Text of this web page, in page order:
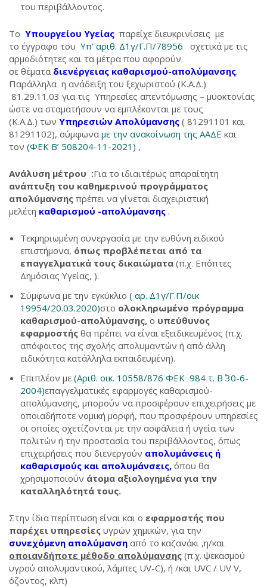
του περιβάλλοντος.
Το Υπουργείου Υγείας παρείχε διευκρινίσεις με
το έγγραφο του Υπ’ αριθ. Δ1γ/Γ.Π/78956
σχετικά με τις
αρμοδιότητες και τα μέτρα που αφορούν
σε θέματα διενέργειας καθαρισμού-απολύμανσης.
Παράλληλα η ανάδειξη του ξεχωριστού (Κ.Α.Δ.)
81.29.11.03 για τις Υπηρεσίες απεντόμωσης – μυοκτονίας
ώστε να σταματήσουν να εμπλέκονται με τους
(Κ.Α.Δ.) των Υπηρεσιών Απολύμανσης ( 81291101 και
81291102), σύμφωνα με την ανακοίνωση της ΑΑΔΕ και
τον (ΦΕΚ Β’ 508204-11-2021) ,
Ανάλυση μέτρου :Για το ιδιαιτέρως απαραίτητη
ανάπτυξη του καθημερινού προγράμματος
απολύμανσης πρέπει να γίνεται διαχειριστική
μελέτη καθαρισμού -απολύμανσης .
Τεκμηριωμένη συνεργασία με την ευθύνη ειδικού
επιστήμονα, όπως προβλέπεται από τα
επαγγελματικά τους δικαιώματα (π.χ. Επόπτες
Δημόσιας Υγείας, ).
Σύμφωνα με την εγκύκλιο ( αρ. Δ1γ/Γ.Π/οικ
19954/20.03.2020)στο ολοκληρωμένο πρόγραμμα
καθαρισμού-απολύμανσης, ο υπεύθυνος
εφαρμοστής θα πρέπει να είναι εξειδικευμένος (π.χ.
απόφοιτος της σχολής απολυμαντών ή από άλλη
ειδικότητα κατάλληλα εκπαιδευμένη).
Επιπλέον με (Αριθ. οικ. 10558/876 ΦΕΚ 984 τ. Β΄ 30-6-
2004)επαγγελματικές εφαρμογές καθαρισμού-
απολύμανσης, μπορούν να προσφέρουν επιχειρήσεις με
οποιαδήποτε νομική μορφή, που προσφέρουν υπηρεσίες
οι οποίες σχετίζονται με την ασφάλεια ή υγεία των
πολιτών ή την προστασία του περιβάλλοντος, όπως
επιχειρήσεις που διενεργούν απολυμάνσεις ή
καθαρισμούς και απολυμάνσεις, όπου θα
χρησιμοποιούν άτομα αξιολογημένα για την
καταλληλότητά τους.
Στην ίδια περίπτωση είναι και ο εφαρμοστής που
παρέχει υπηρεσίες υγρών χημικών, για την
συνεχόμενη απολύμανση από το καζανάκι ,η/και
οποιανδήποτε μέθοδο απολύμανσης (π.χ. ψεκασμού
υγρού απολυμαντικού, λάμπες UV-C), ή /και UVC / UV V,
όζοντος, κλπ)